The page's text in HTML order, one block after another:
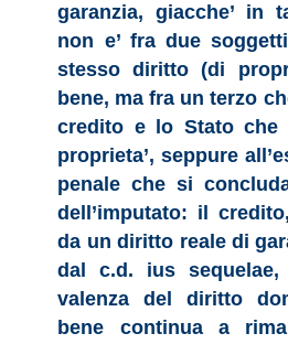
garanzia, giacche’ in
non e’ fra due
stesso diritto (di
bene, ma fra un terzo
credito e lo Stato
proprieta’, seppure
penale che si
dell’imputato: il
da un diritto reale di
dal c.d. ius
valenza del diritto
bene continua a